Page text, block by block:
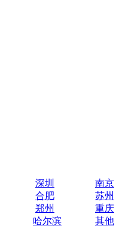
深圳
南京
合肥
苏州
郑州
重庆
哈尔滨
其他